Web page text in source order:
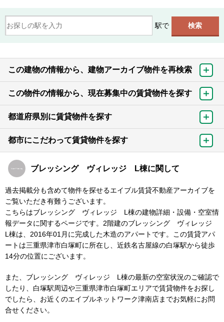
駅で
この建物の情報から、建物アーカイブ物件を再検索
この物件の情報から、現在募集中の賃貸物件を探す
都道府県別に賃貸物件を探す
都市にこだわって賃貸物件を探す
ブレッシング ヴィレッジ L棟に関して
過去掲載分も含めて物件を探せるエイブル賃貸不動産アーカイブを
ご覧いただき有難うございます。
こちらはブレッシング ヴィレッジ L棟の建物詳細・設備・空室情
報データに関するページです。2階建のブレッシング ヴィレッジ
L棟は、2016年01月に完成した木造のアパートです。この賃貸アパ
ートは三重県津市白塚町に所在し、近鉄名古屋線の白塚駅から徒歩
14分の位置にございます。
また、ブレッシング ヴィレッジ L棟の最新の空室状況のご確認で
したり、白塚駅周辺や三重県津市白塚町エリアで賃貸物件をお探し
でしたら、お近くのエイブルネットワーク津南店までお気軽にお問
合せください。